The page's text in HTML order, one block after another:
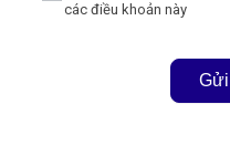
các điều khoản này